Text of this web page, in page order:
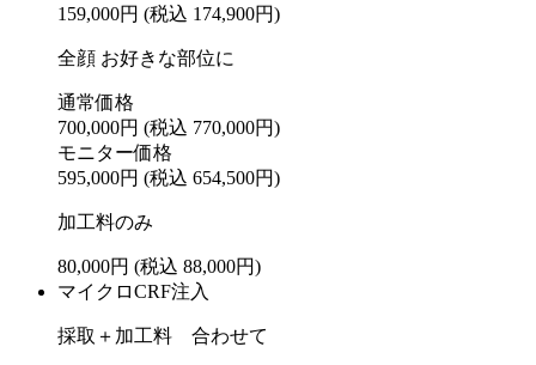
159,000円 (税込 174,900円)
全顔 お好きな部位に
通常価格
700,000円 (税込 770,000円)
モニター価格
595,000円 (税込 654,500円)
加工料のみ
80,000円 (税込 88,000円)
マイクロCRF注入
採取＋加工料 合わせて